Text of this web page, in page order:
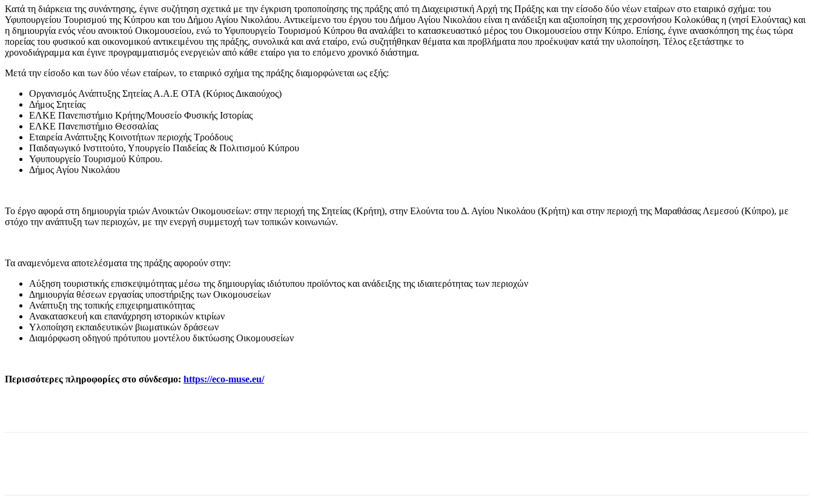
Κατά τη διάρκεια της συνάντησης, έγινε συζήτηση σχετικά με την έγκριση τροποποίησης της πράξης από τη Διαχειριστική Αρχή της Πράξης και την είσοδο δύο νέων εταίρων στο εταιρικό σχήμα: του
Υφυπουργείου Τουρισμού της Κύπρου και του Δήμου Αγίου Νικολάου. Αντικείμενο του έργου του Δήμου Αγίου Νικολάου είναι η ανάδειξη και αξιοποίηση της χερσονήσου Κολοκύθας η (νησί Ελούντας) και
η δημιουργία ενός νέου ανοικτού Οικομουσείου, ενώ το Υφυπουργείο Τουρισμού Κύπρου θα αναλάβει το κατασκευαστικό μέρος του Οικομουσείου στην Κύπρο. Επίσης, έγινε ανασκόπηση της έως τώρα
πορείας του φυσικού και οικονομικού αντικειμένου της πράξης, συνολικά και ανά εταίρο, ενώ συζητήθηκαν θέματα και προβλήματα που προέκυψαν κατά την υλοποίηση. Τέλος εξετάστηκε το
χρονοδιάγραμμα και έγινε προγραμματισμός ενεργειών από κάθε εταίρο για το επόμενο χρονικό διάστημα.
Μετά την είσοδο και των δύο νέων εταίρων, το εταιρικό σχήμα της πράξης διαμορφώνεται ως εξής:
Οργανισμός Ανάπτυξης Σητείας Α.Α.Ε ΟΤΑ (Κύριος Δικαιούχος)
Δήμος Σητείας
ΕΛΚΕ Πανεπιστήμιο Κρήτης/Μουσείο Φυσικής Ιστορίας
ΕΛΚΕ Πανεπιστήμιο Θεσσαλίας
Εταιρεία Ανάπτυξης Κοινοτήτων περιοχής Τροόδους
Παιδαγωγικό Ινστιτούτο, Υπουργείο Παιδείας & Πολιτισμού Κύπρου
Υφυπουργείο Τουρισμού Κύπρου.
Δήμος Αγίου Νικολάου
Το έργο αφορά στη δημιουργία τριών Ανοικτών Οικομουσείων: στην περιοχή της Σητείας (Κρήτη), στην Ελούντα του Δ. Αγίου Νικολάου (Κρήτη) και στην περιοχή της Μαραθάσας Λεμεσού (Κύπρο), με
στόχο την ανάπτυξη των περιοχών, με την ενεργή συμμετοχή των τοπικών κοινωνιών.
Τα αναμενόμενα αποτελέσματα της πράξης αφορούν στην:
Αύξηση τουριστικής επισκεψιμότητας μέσω της δημιουργίας ιδιότυπου προϊόντος και ανάδειξης της ιδιαιτερότητας των περιοχών
Δημιουργία θέσεων εργασίας υποστήριξης των Οικομουσείων
Ανάπτυξη της τοπικής επιχειρηματικότητας
Ανακατασκευή και επανάχρηση ιστορικών κτιρίων
Υλοποίηση εκπαιδευτικών βιωματικών δράσεων
Διαμόρφωση οδηγού πρότυπου μοντέλου δικτύωσης Οικομουσείων
Περισσότερες πληροφορίες στο σύνδεσμο: https://eco-muse.eu/